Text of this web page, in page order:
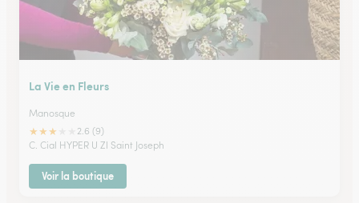
La Vie en Fleurs
Manosque
★★★
2.6 (9)
C. Cial HYPER U ZI Saint Joseph
Voir la boutique